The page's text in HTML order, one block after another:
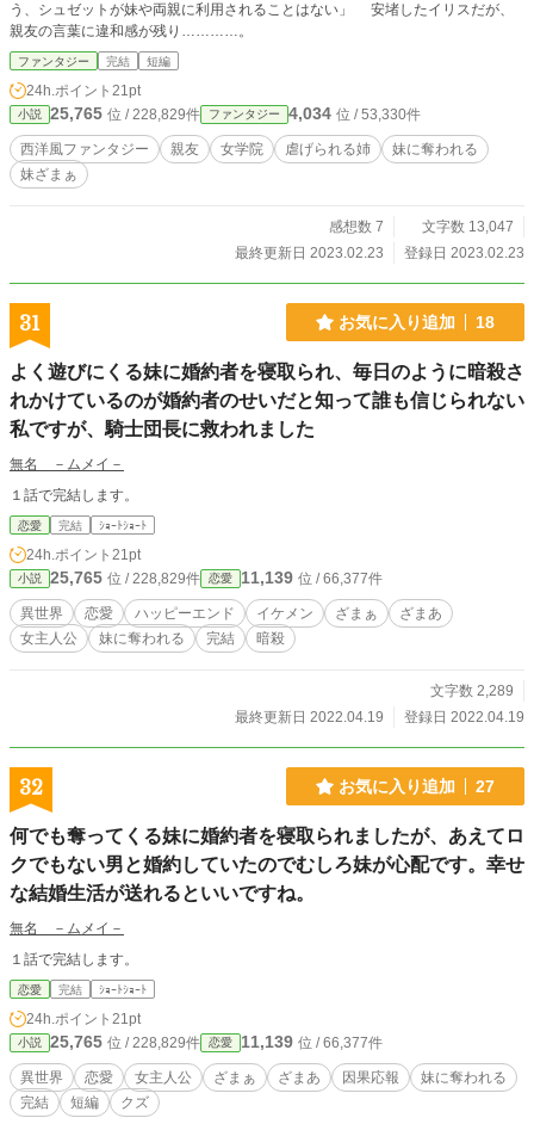
う、シュゼットが妹や両親に利用されることはない」 安堵したイリスだが、
親友の言葉に違和感が残り…………。
ファンタジー 完結 短編
24h.ポイント 21pt
小説 25,765 位 / 228,829件 ファンタジー 4,034 位 / 53,330件
西洋風ファンタジー 親友 女学院 虐げられる姉
妹に奪われる
妹ざまぁ
感想数 7
文字数 13,047
最終更新日 2023.02.23
登録日 2023.02.23
31 お気に入り追加 18
よく遊びにくる妹に婚約者を寝取られ、毎日のように暗殺さ
れかけているのが婚約者のせいだと知って誰も信じられない
私ですが、騎士団長に救われました
無名 －ムメイ－
１話で完結します。
恋愛 完結 ｼｮｰﾄｼｮｰﾄ
24h.ポイント 21pt
小説 25,765 位 / 228,829件 恋愛 11,139 位 / 66,377件
異世界 恋愛 ハッピーエンド イケメン ざまぁ
ざまあ
女主人公
妹に奪われる 完結 暗殺
文字数 2,289
最終更新日 2022.04.19
登録日 2022.04.19
32 お気に入り追加 27
何でも奪ってくる妹に婚約者を寝取られましたが、あえてロ
クでもない男と婚約していたのでむしろ妹が心配です。幸せ
な結婚生活が送れるといいですね。
無名 －ムメイ－
１話で完結します。
恋愛 完結 ｼｮｰﾄｼｮｰﾄ
24h.ポイント 21pt
小説 25,765 位 / 228,829件 恋愛 11,139 位 / 66,377件
異世界 恋愛 女主人公 ざまぁ ざまあ 因果応報
妹に奪われる
完結
短編 クズ